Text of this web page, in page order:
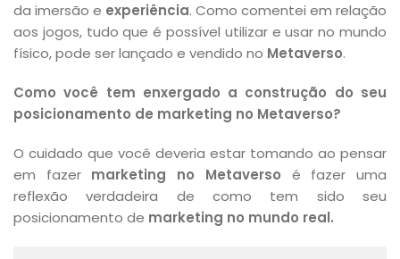
da imersão e experiência. Como comentei em relação
aos jogos, tudo que é possível utilizar e usar no mundo
físico, pode ser lançado e vendido no Metaverso.
Como você tem enxergado a construção do seu
posicionamento de marketing no Metaverso?
O cuidado que você deveria estar tomando ao pensar
em fazer marketing no Metaverso é fazer uma
reflexão verdadeira de como tem sido seu
posicionamento de marketing no mundo real.